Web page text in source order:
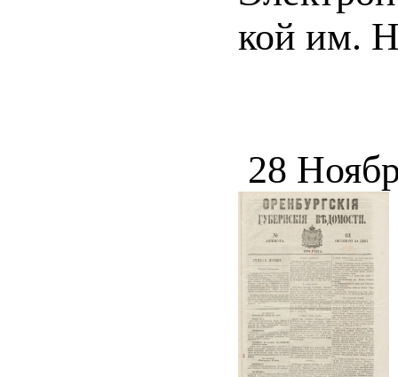
кой им.
28